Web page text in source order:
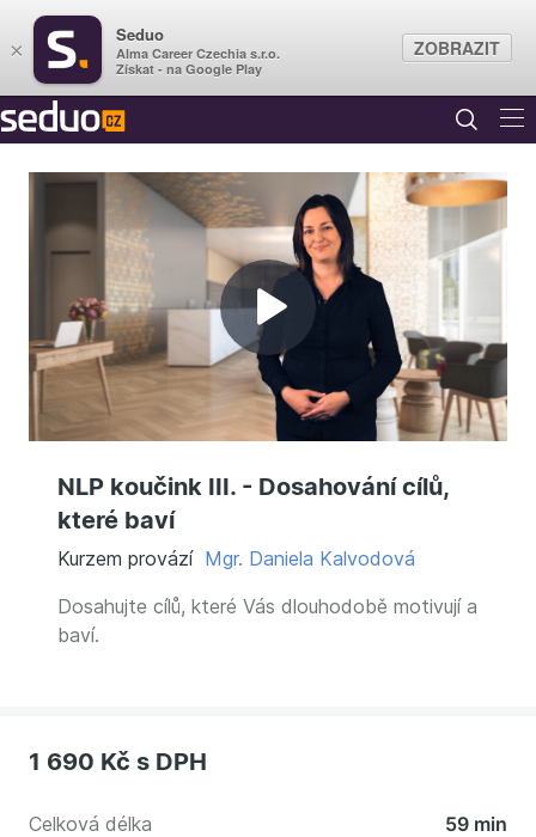
Přehrát
video
NLP koučink III. - Dosahování cílů,
které baví
Kurzem provází Mgr. Daniela Kalvodová
Dosahujte cílů, které Vás dlouhodobě motivují a
baví.
1 690 Kč s DPH
Celková délka
59 min
×
Seduo
Alma Career Czechia s.r.o.
Získat - na Google Play
ZOBRAZIT